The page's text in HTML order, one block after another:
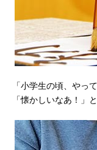
「小学生の頃、やっ
「懐かしいなあ！」